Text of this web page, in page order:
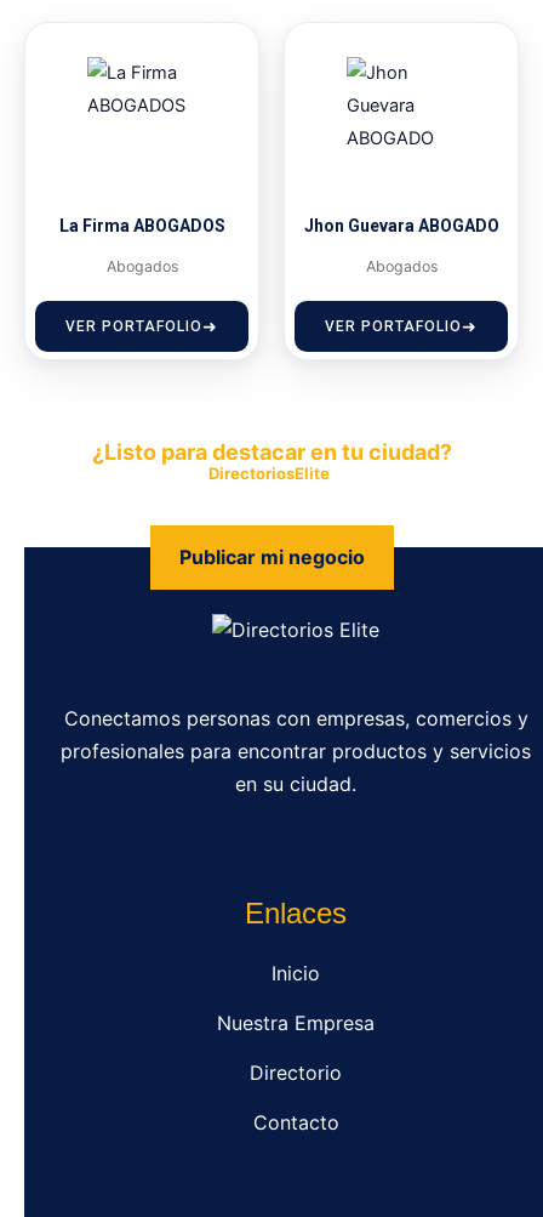
La Firma ABOGADOS
Abogados
VER PORTAFOLIO
Jhon Guevara ABOGADO
Abogados
VER PORTAFOLIO
¿Listo para destacar en tu ciudad?
DirectoriosElite
Publicar mi negocio
Conectamos personas con empresas, comercios y
profesionales para encontrar productos y servicios
en su ciudad.
Enlaces
Inicio
Nuestra Empresa
Directorio
Contacto